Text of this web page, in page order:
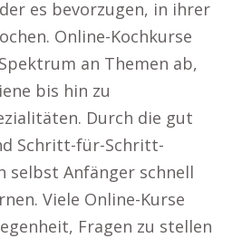
es bevorzugen, in ihrer
Online-Kochkurse
an Themen ab,
bis hin zu
Durch die gut
Schritt-für-Schritt-
selbst Anfänger schnell
Viele Online-Kurse
Fragen zu stellen